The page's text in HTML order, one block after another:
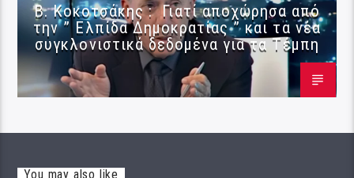
Β. Κοκοτσάκης : Γιατί αποχώρησα από
την ” Ελπίδα Δημοκρατίας ” και τα νέα
συγκλονιστικά δεδομένα για τα Τέμπη